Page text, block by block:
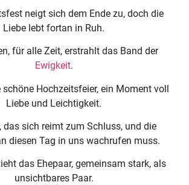
neigt sich dem Ende zu, doch die
Liebe lebt fortan in Ruh.
für alle Zeit, erstrahlt das Band der
Ewigkeit.
schöne Hochzeitsfeier, ein Moment voll
Liebe und Leichtigkeit.
das sich reimt zum Schluss, und die
diesen Tag in uns wachrufen muss.
das Ehepaar, gemeinsam stark, als
unsichtbares Paar.